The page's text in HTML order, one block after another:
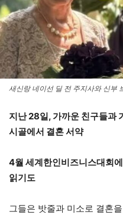
새신랑 네이선 딜 전 주지사와 신부
지난 28일, 가까운 친구들과
시골에서 결혼 서약
4월 세계한인비즈니스대회
읽기도
그들은 밧줄과 미소로 결혼